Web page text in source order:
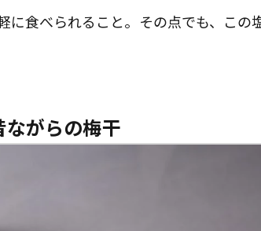
に食べられること。その点でも、この
ながらの梅干